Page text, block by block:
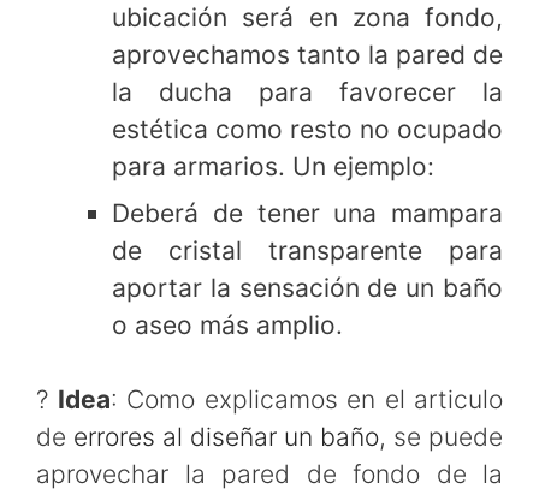
ubicación será en zona fondo,
aprovechamos tanto la pared de
la ducha para favorecer la
estética como resto no ocupado
para armarios. Un ejemplo:
Deberá de tener una mampara
de cristal transparente para
aportar la sensación de un baño
o aseo más amplio.
? Idea: Como explicamos en el articulo
de errores al diseñar un baño, se puede
aprovechar la pared de fondo de la